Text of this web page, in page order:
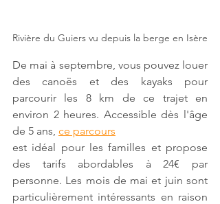
Rivière du Guiers vu depuis la berge en Isère
De mai à septembre, vous pouvez louer
des canoës et des kayaks pour
parcourir les 8 km de ce trajet en
environ 2 heures. Accessible dès l'âge
de 5 ans, ce parcours
est idéal pour les familles et propose
des tarifs abordables à 24€ par
personne. Les mois de mai et juin sont
particulièrement intéressants en raison